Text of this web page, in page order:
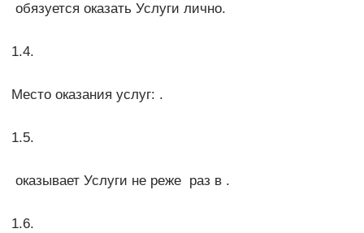
обязуется оказать Услуги лично.
1.4.
Место оказания услуг: .
1.5.
оказывает Услуги не реже раз в .
1.6.